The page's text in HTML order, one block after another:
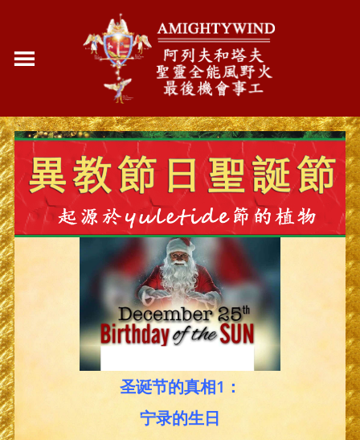
圣诞节的真相1：
宁录的生日